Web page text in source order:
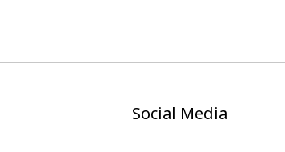
Social Media